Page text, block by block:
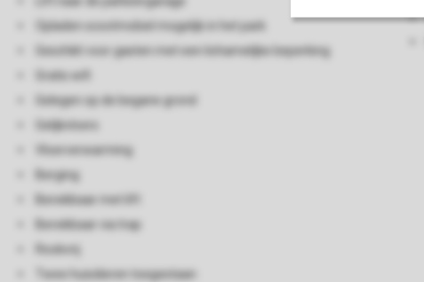
Opladen scootmobiel mogelijk in het park
Geschikt voor gasten met een lichamelijke beperking
Gratis wifi
Gelegen op de begane grond
Gelijkvloers
Vloerverwarming
Berging
Bereikbaar met lift
Bereikbaar via trap
Rookvrij
Twee huisdieren toegestaan